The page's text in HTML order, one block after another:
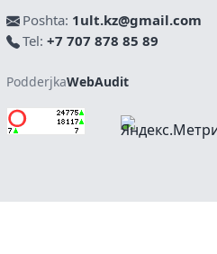
Poshta: 1ult.kz@gmail.com
Tel: +7 707 878 85 89
PodderjkaWebAudit